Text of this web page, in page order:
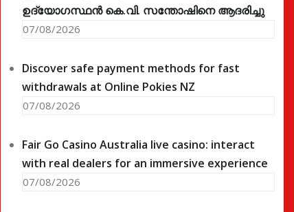
ഉദ്യോഗസ്ഥൻ കെ.വി. സന്തോഷിനെ ആദരിച്ചു
07/08/2026
Discover safe payment methods for fast
withdrawals at Online Pokies NZ
07/08/2026
Fair Go Casino Australia live casino: interact
with real dealers for an immersive experience
07/08/2026